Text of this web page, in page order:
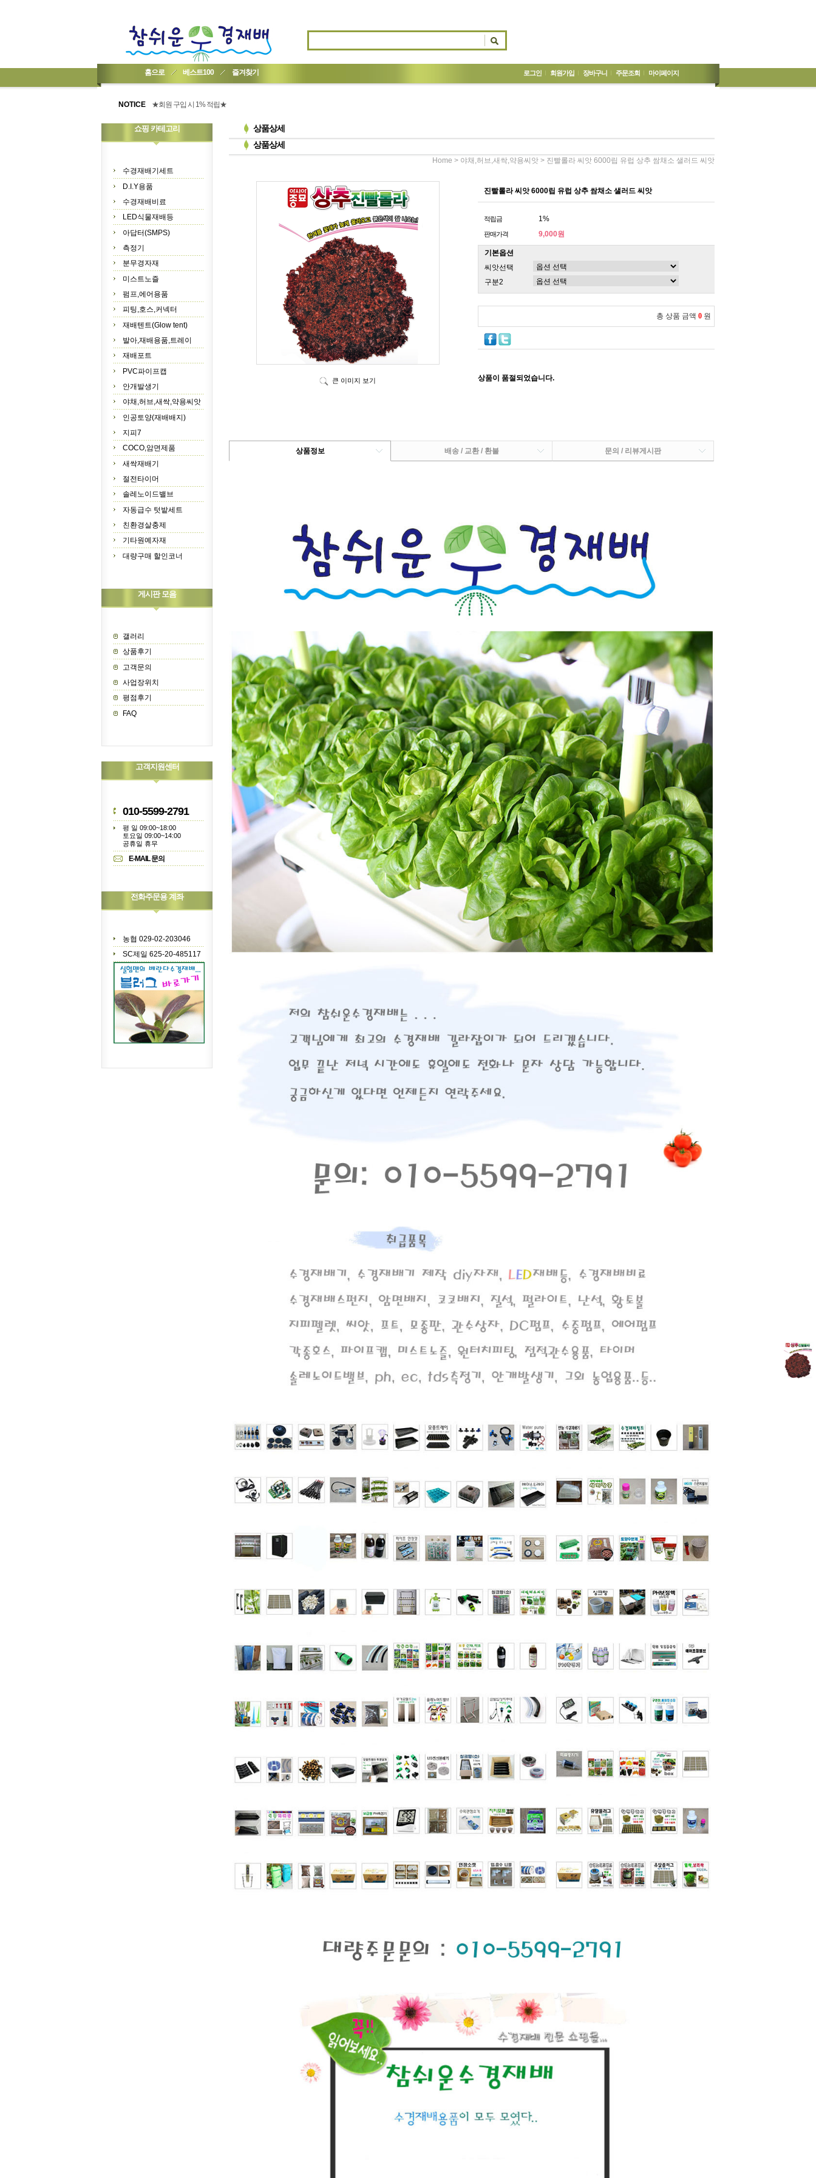
홈으로 베스트100 즐겨찾기 로그인 회원가입 장바구니 주문조회 마이페이지
NOTICE
★기업회원가입 방법..
★간편 회원가입★
쇼핑 카테고리
수경재배기세트
D.I.Y용품
수경재배비료
LED식물재배등
아답터(SMPS)
측정기
분무경자재
미스트노즐
펌프,에어용품
피팅,호스,커넥터
재배텐트(Glow tent)
발아,재배용품,트레이
재배포트
PVC파이프캡
안개발생기
야채,허브,새싹,약용씨앗
인공토양(재배배지)
지피7
COCO,암면제품
새싹재배기
절전타이머
솔레노이드밸브
자동급수 텃밭세트
친환경살충제
기타원예자재
대량구매 할인코너
게시판 모음
갤러리
상품후기
고객문의
사업장위치
평점후기
FAQ
고객지원센터
010-5599-2791
평 일 09:00~18:00
토요일 09:00~14:00
공휴일 휴무
E-MAIL 문의
전화주문용 계좌
농협 029-02-203046
SC제일 625-20-485117
상품상세
상품상세
Home > 야채,허브,새싹,약용씨앗 > 진빨롤라 씨앗 6000립 유럽 상추 쌈채소 샐러드 씨앗
큰 이미지 보기
진빨롤라 씨앗 6000립 유럽 상추 쌈채소 샐러드 씨앗
적립금 1%
판매가격 9,000원
기본옵션
씨앗선택
구분2
총 상품 금액 0 원
상품이 품절되었습니다.
상품정보 배송 / 교환 / 환불 문의 / 리뷰게시판